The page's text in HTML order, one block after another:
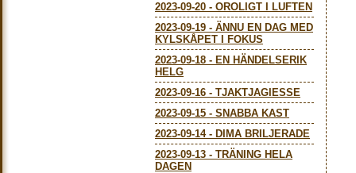
2023-09-20 - OROLIGT I LUFTEN
2023-09-19 - ÄNNU EN DAG MED
KYLSKÅPET I FOKUS
2023-09-18 - EN HÄNDELSERIK
HELG
2023-09-16 - TJAKTJAGIESSE
2023-09-15 - SNABBA KAST
2023-09-14- DIMA BRILJERADE
2023-09-13 - TRÄNING HELA
DAGEN